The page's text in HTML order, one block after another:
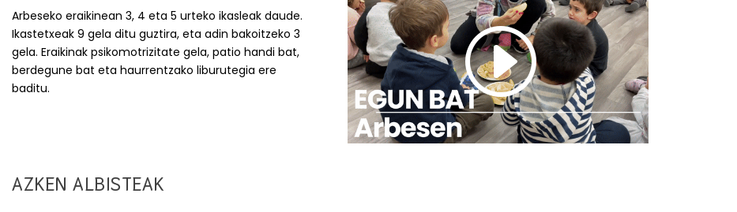
Arbeseko eraikinean 3, 4 eta 5 urteko ikasleak daude.
Ikastetxeak 9 gela ditu guztira, eta adin bakoitzeko 3
gela. Eraikinak psikomotrizitate gela, patio handi bat,
berdegune bat eta haurrentzako liburutegia ere
baditu.
AZKEN ALBISTEAK